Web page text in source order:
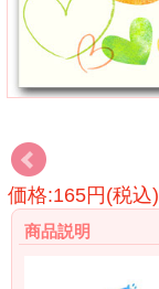
価格:165円(税込)
商品説明